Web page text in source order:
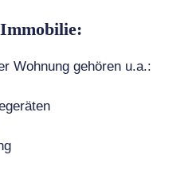
Wohnung gehören u.a.: